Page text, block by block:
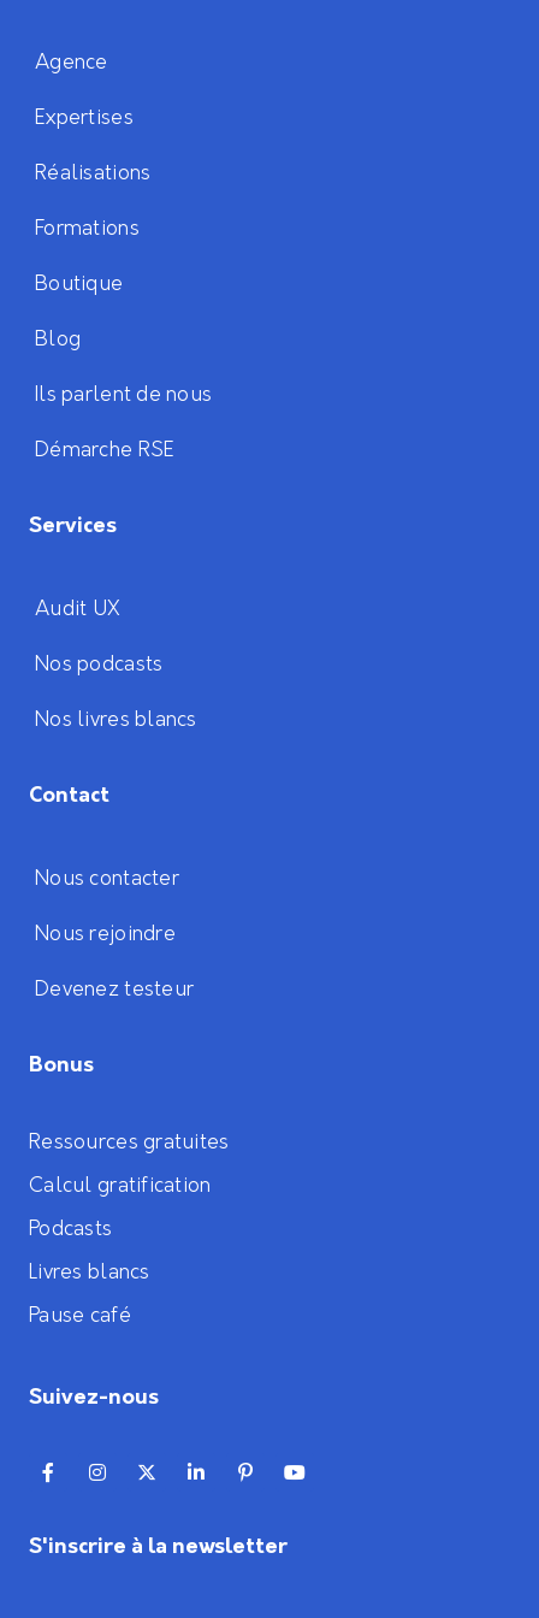
Agence
Expertises
Réalisations
Formations
Boutique
Blog
Ils parlent de nous
Démarche RSE
Services
Audit UX
Nos podcasts
Nos livres blancs
Contact
Nous contacter
Nous rejoindre
Devenez testeur
Bonus
Ressources gratuites
Calcul gratification
Podcasts
Livres blancs
Pause café
Suivez-nous
S'inscrire à la newsletter